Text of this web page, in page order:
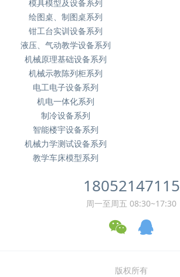
模具模型及设备系列
绘图桌、制图桌系列
钳工台实训设备系列
液压、气动教学设备系列
机械原理基础设备系列
机械示教陈列柜系列
电工电子设备系列
机电一体化系列
制冷设备系列
智能楼宇设备系列
机械力学测试设备系列
教学车床模型系列
18052147115
周一至周五 08:30~17:30
版权所有